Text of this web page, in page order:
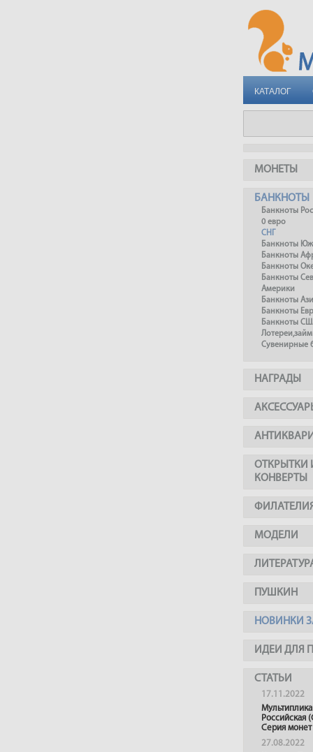
КАТАЛОГ
МОНЕТЫ
БАНКНОТЫ
Банкноты
0 евро
СНГ
Банкноты
Банкноты
Банкноты
Банкноты
Америки
Банкноты
Банкноты
Банкноты
Сувенирные
НАГРАДЫ
ОТКРЫТКИ
КОНВЕРТЫ
МОДЕЛИ
ПУШКИН
НОВИНКИ
ИДЕИ ДЛЯ
СТАТЬИ
17.11.2022
Российская
Серия монет
27.08.2022